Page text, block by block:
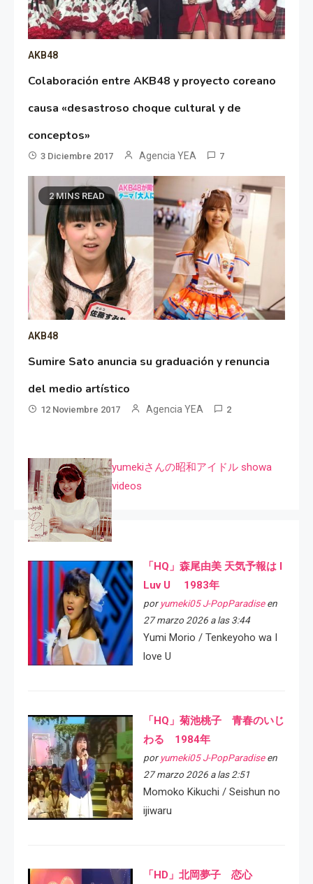
AKB48
Colaboración entre AKB48 y proyecto coreano
causa «desastroso choque cultural y de
conceptos»
3 Diciembre 2017 Agencia YEA 7
2 MINS READ
AKB48
Sumire Sato anuncia su graduación y renuncia
del medio artístico
12 Noviembre 2017 Agencia YEA 2
yumekiさんの昭和アイドル showa
videos
「HQ」森尾由美 天気予報は I
Luv U 1983年
por yumeki05 J-PopParadiseen
27 marzo 2026 a las 3:44
Yumi Morio / Tenkeyoho wa I
love U
「HQ」菊池桃子 青春のいじ
わる 1984年
por yumeki05 J-PopParadiseen
27 marzo 2026 a las 2:51
Momoko Kikuchi / Seishun no
ijiwaru
「HD」北岡夢子 恋心